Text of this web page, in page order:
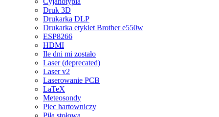
Druk 3D
Drukarka DLP
Drukarka etykiet Brother e550w
ESP8266
HDMI
Ile dni mi zostało
Laser (deprecated)
Laser v2
Laserowanie PCB
LaTeX
Meteosondy
Piec hartowniczy
Piła stołowa